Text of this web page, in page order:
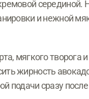
серединой.
и нежной
мягкого творога
жирность
подачи сразу